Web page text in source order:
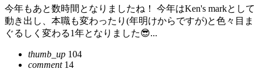
今年もあと数時間となりましたね！ 今年はKen's markとして
動き出し、本職も変わったり(年明けからですが)と色々目ま
ぐるしく変わる1年となりました😎...
thumb_up 104
comment14